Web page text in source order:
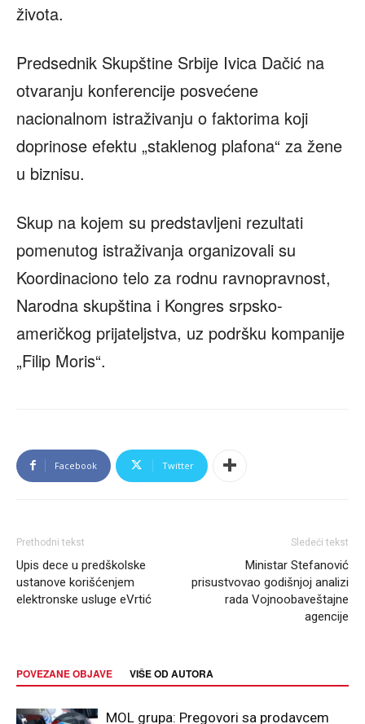
života.
Predsednik Skupštine Srbije Ivica Dačić na
otvaranju konferencije posvećene
nacionalnom istraživanju o faktorima koji
doprinose efektu „staklenog plafona“ za žene
u biznisu.
Skup na kojem su predstavljeni rezultati
pomenutog istraživanja organizovali su
Koordinaciono telo za rodnu ravnopravnost,
Narodna skupština i Kongres srpsko-
američkog prijateljstva, uz podršku kompanije
„Filip Moris“.
Facebook Twitter
Prethodni tekst
Upis dece u predškolske
ustanove korišćenjem
elektronske usluge eVrtić
Sledeći tekst
Ministar Stefanović
prisustvovao godišnjoj analizi
rada Vojnoobaveštajne
agencije
POVEZANE OBJAVE VIŠE OD AUTORA
MOL grupa: Pregovori sa prodavcem